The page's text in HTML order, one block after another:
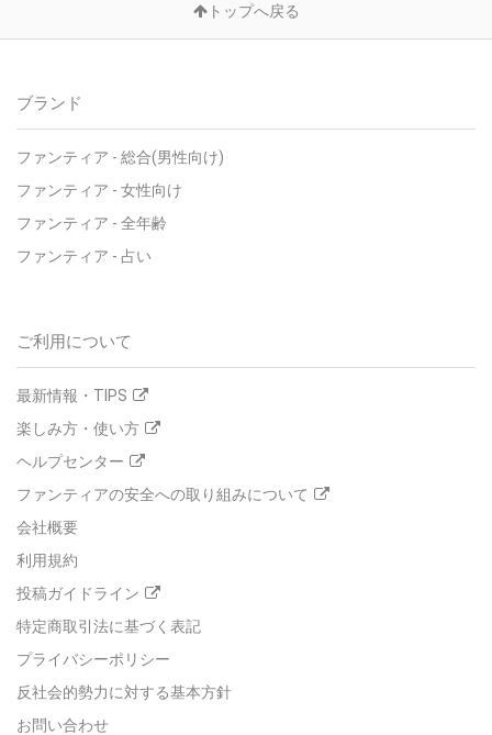
トップへ戻る
ブランド
ファンティア - 総合(男性向け)
ファンティア - 女性向け
ファンティア - 全年齢
ファンティア - 占い
ご利用について
最新情報・TIPS
楽しみ方・使い方
ヘルプセンター
ファンティアの安全への取り組みについて
会社概要
利用規約
投稿ガイドライン
特定商取引法に基づく表記
プライバシーポリシー
反社会的勢力に対する基本方針
お問い合わせ